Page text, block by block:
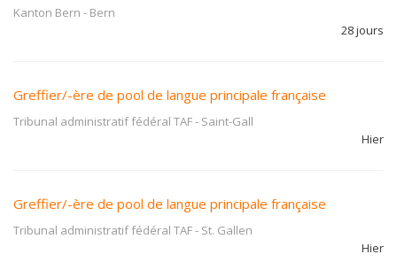
Kanton Bern - Bern
28 jours
Greffier/-ère de pool de langue principale française
Tribunal administratif fédéral TAF- Saint-Gall
Hier
Greffier/-ère de pool de langue principale française
Tribunal administratif fédéral TAF- St. Gallen
Hier